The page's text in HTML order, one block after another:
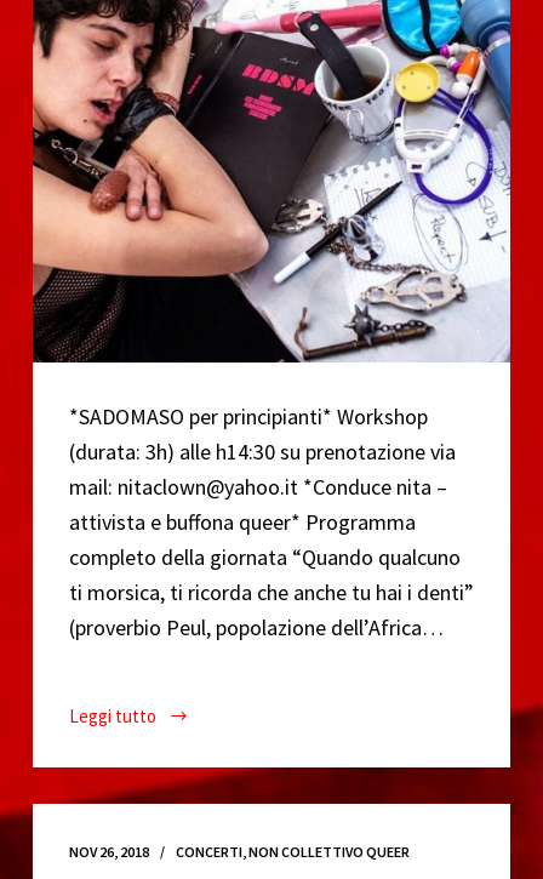
*SADOMASO per principianti* Workshop
(durata: 3h) alle h14:30 su prenotazione via
mail: nitaclown@yahoo.it *Conduce nita –
attivista e buffona queer* Programma
completo della giornata “Quando qualcuno
ti morsica, ti ricorda che anche tu hai i denti”
(proverbio Peul, popolazione dell’Africa…
Leggi tutto
Workshop
per
di
NOV 26, 2018 CONCERTI, NON COLLETTIVO QUEER